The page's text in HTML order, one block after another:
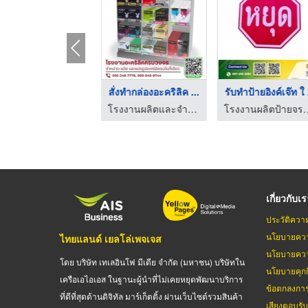
สั่งทำกล่องอะคริลิค ...
โรงงานผลิตและจำหน่ายอะคริลิคราคาปลีก-ส่ง รับแปรรูปอะคริลิคตามแบบ
รับทำป้ายอิงค์เจ๊ท ใ
โรงงานผลิตป้าย
ไทยแลนด์ เยลโล่เพจเจส
โดย บริษัท เทเลอินโฟ มีเดีย จำกัด (มหาชน) บริษัทใน
เครือเอไอเอส ในฐานะผู้นำที่ไม่เคยหยุดพัฒนาบริการ
ที่ดีที่สุดด้านดิจิทัล มาร์เก็ตติ้ง ผ่านเว็บไซต์รวมสินค้า
เกี่ยวกับเ
ประวัติควา
นโยบายค
นโยบายคว
นโยบายคุก
ข้อตกลงกา
เสียงตอบ